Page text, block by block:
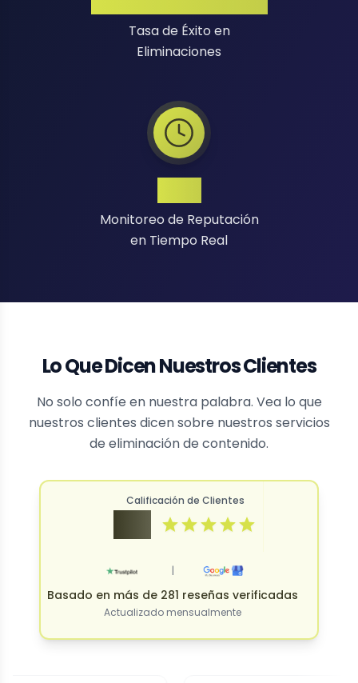
Tasa de Éxito en
Eliminaciones
Monitoreo de Reputación
en Tiempo Real
Lo Que Dicen Nuestros Clientes
No solo confíe en nuestra palabra. Vea lo que
nuestros clientes dicen sobre nuestros servicios
de eliminación de contenido.
Calificación de Clientes
|
Basado en más de 281 reseñas verificadas
Actualizado mensualmente